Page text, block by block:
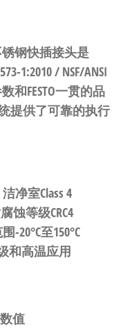
锈钢快插接头是
1:2010 / NSF/ANSI
和FESTO一贯的品
提供了可靠的执行
净室Class 4
蚀等级CRC4
-20°C至150°C
和高温应用
数值